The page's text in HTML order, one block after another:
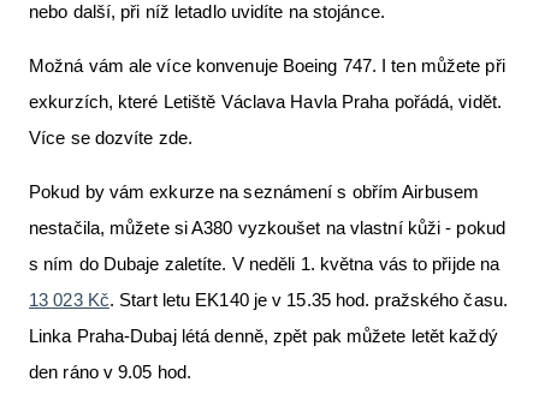
nebo další, při níž letadlo uvidíte na stojánce.
Možná vám ale více konvenuje Boeing 747. I ten můžete při
exkurzích, které Letiště Václava Havla Praha pořádá, vidět.
Více se dozvíte zde.
Pokud by vám exkurze na seznámení s obřím Airbusem
nestačila, můžete si A380 vyzkoušet na vlastní kůži - pokud
s ním do Dubaje zaletíte. V neděli 1. května vás to přijde na
13 023 Kč. Start letu EK140 je v 15.35 hod. pražského času.
Linka Praha-Dubaj létá denně, zpět pak můžete letět každý
den ráno v 9.05 hod.